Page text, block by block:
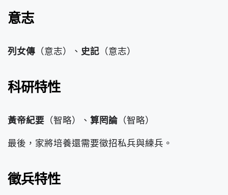
意志
列女傳 （意志）、 史記 （意志）
科研特性
黃帝紀要 （智略）、 算罔論 （智略）
最後，家將培養還需要徵招私兵與練兵。
徵兵特性